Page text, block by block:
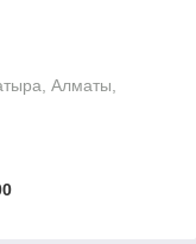
Алматы,